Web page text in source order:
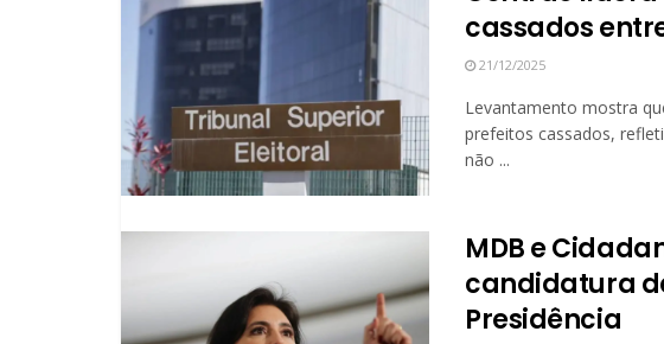
cassados
21/12/2025
Levantamento mostra
prefeitos cassados,
não ...
MDB e
candidatura
Presidência